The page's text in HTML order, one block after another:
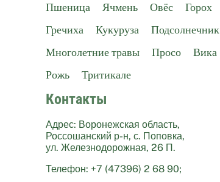
Пшеница Ячмень Овёс
Горох
Гречиха
Кукуруза
Подсолнечник
Многолетние травы
Просо
Вика
Рожь
Тритикале
Контакты
Адрес: Воронежская область,
Россошанский р-н, с. Поповка,
ул. Железнодорожная, 26 П.
Телефон: +7 (47396) 2 68 90;